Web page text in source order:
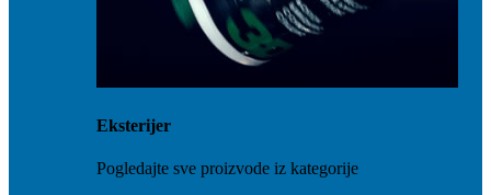
Eksterijer
Pogledajte sve proizvode iz kategorije